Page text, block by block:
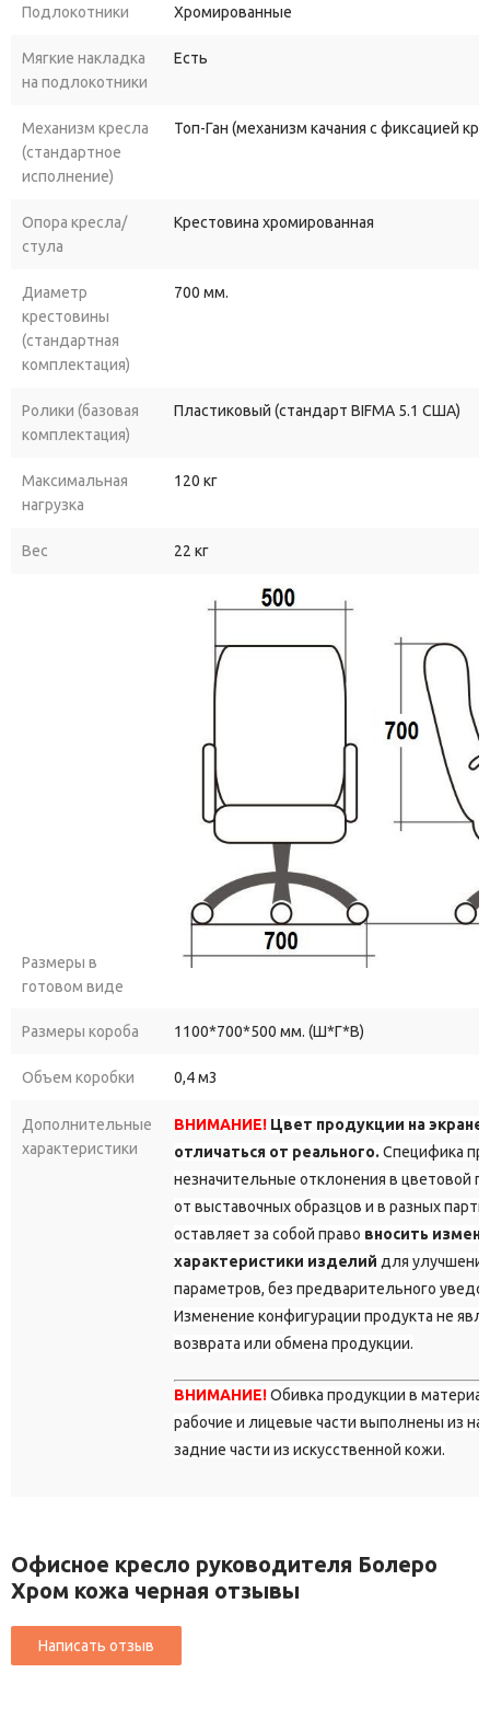
Подлокотники Хромированные
Мягкие накладка
на подлокотники
Есть
Механизм кресла
(стандартное
исполнение)
Топ-Ган (механизм качания с фиксацией
Опора кресла/
стула
Крестовина хромированная
Диаметр
крестовины
(стандартная
комплектация)
700 мм.
Ролики (базовая
комплектация)
Пластиковый (стандарт BIFMA 5.1 США)
Максимальная
нагрузка
120 кг
Вес 22 кг
Размеры в
готовом виде
Размеры короба 1100*700*500 мм. (Ш*Г*В)
Объем коробки 0,4 м3
Дополнительные
характеристики
ВНИМАНИЕ! Цвет продукции на
отличаться от реального. Специфика
незначительные отклонения в цветовой
от выставочных образцов и в разных
оставляет за собой право вносить
характеристики изделий для
параметров, без предварительного
Изменение конфигурации продукта не
возврата или обмена продукции.
ВНИМАНИЕ!Обивка продукции в
рабочие и лицевые части выполнены из
задние части из искусственной кожи.
Офисное кресло руководителя Болеро
Хром кожа черная отзывы